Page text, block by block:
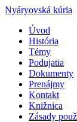
Nyáryovská kúria
Úvod
História
Témy
Podujatia
Dokumenty
Prenájmy
Kontakt
Knižnica
Zásady